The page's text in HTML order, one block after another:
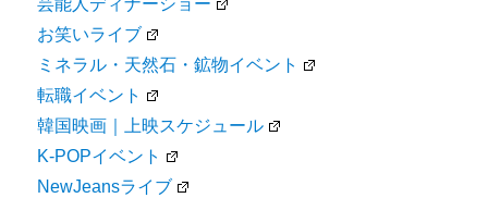
芸能人ディナーショー
お笑いライブ
ミネラル・天然石・鉱物イベント
転職イベント
韓国映画｜上映スケジュール
K-POPイベント
NewJeansライブ